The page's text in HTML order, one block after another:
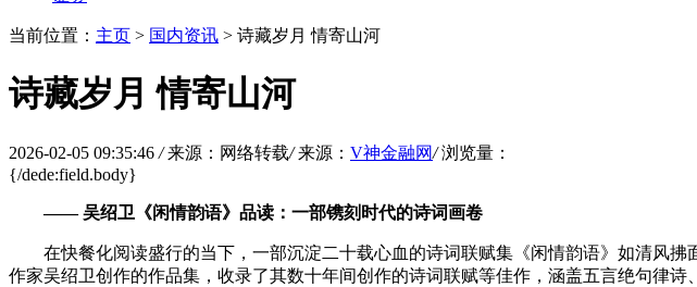
当前位置： 主页 > 国内资讯 > 诗藏岁月 情寄山河
诗藏岁月 情寄山河
2026-02-05 09:35:46 / 来源：网络转载/ 来源： V神金融网/ 浏览量：
{/dede:field.body}
—— 吴绍卫《闲情韵语》品读：一部镌刻时代的诗词画卷
在快餐化阅读盛行的当下，一部沉淀二十载心血的诗词联赋集《闲情韵语》如清风
作家吴绍卫创作的作品集，收录了其数十年间创作的诗词联赋等佳作，涵盖五言绝句律